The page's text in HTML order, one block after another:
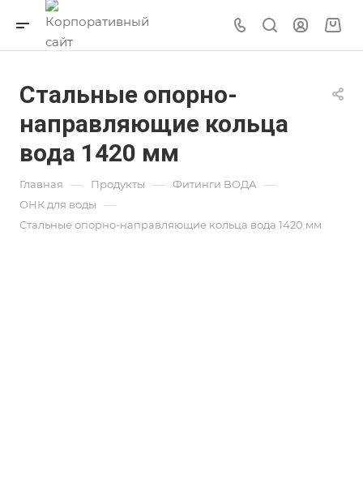
Стальные опорно-
направляющие кольца
вода 1420 мм
Главная — Продукты — Фитинги ВОДА —
ОНК для воды —
Стальные опорно-направляющие кольца вода 1420 мм